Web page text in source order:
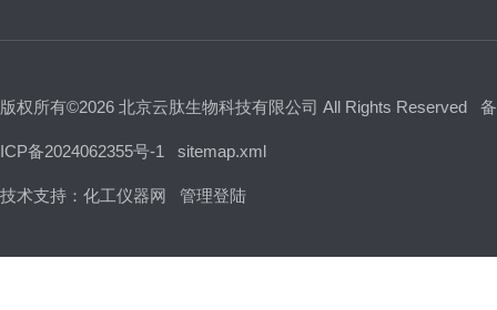
版权所有©2026 北京云肽生物科技有限公司 All Rights Reserved
ICP备2024062355号-1 sitemap.xml
技术支持： 化工仪器网 管理登陆